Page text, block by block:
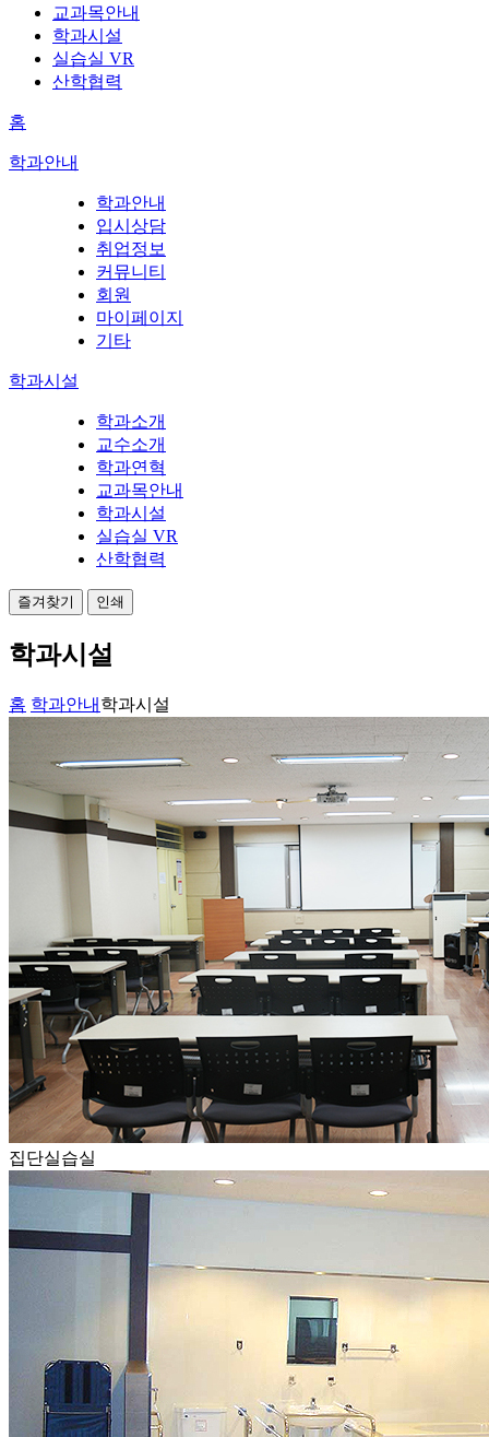
교과목안내
학과시설
실습실 VR
산학협력
홈
학과안내
학과안내
입시상담
취업정보
커뮤니티
회원
마이페이지
기타
학과시설
학과소개
교수소개
학과연혁
교과목안내
학과시설
실습실 VR
산학협력
즐겨찾기 인쇄
학과시설
홈 학과안내 학과시설
집단실습실